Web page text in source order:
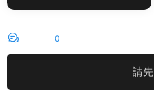
0
請先